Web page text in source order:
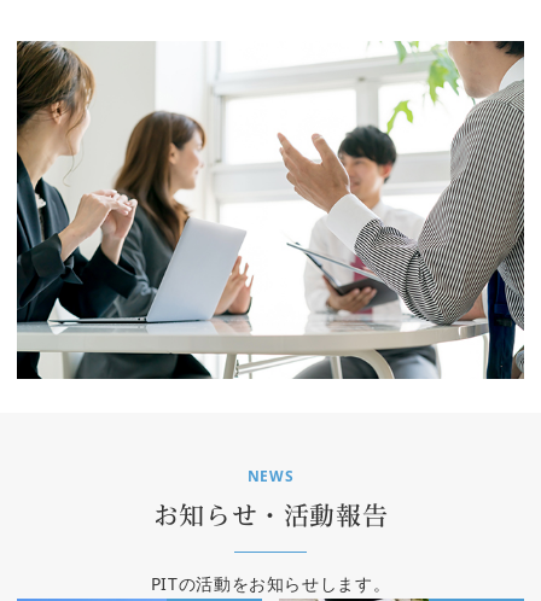
NEWS
お知らせ・活動報告
PITの活動をお知らせします。